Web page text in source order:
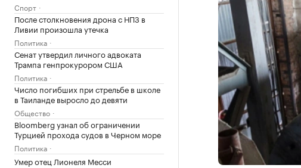
Спорт
После столкновения дрона с НПЗ в
Ливии произошла утечка
Политика
Сенат утвердил личного адвоката
Трампа генпрокурором США
Политика
Число погибших при стрельбе в школе
в Таиланде выросло до девяти
Общество
Bloomberg узнал об ограничении
Турцией прохода судов в Черном море
Политика
Умер отец Лионеля Месси